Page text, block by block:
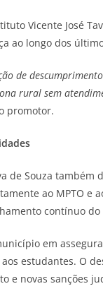
Vicente José
ao longo dos
de
rural sem
promotor.
de Souza
ao MPTO e
contínuo do
em
estudantes. O
e novas sanções